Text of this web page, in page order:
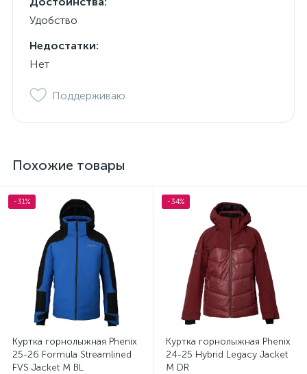
Удобство
Недостатки:
Нет
Поддерживаю
Похожие товары
-31%
Куртка горнолыжная Phenix
25-26 Formula Streamlined
FVS Jacket M BL
-34%
Куртка горнолыжная Phenix
24-25 Hybrid Legacy Jacket
M DR